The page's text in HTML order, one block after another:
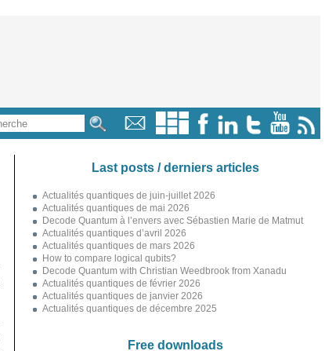
Last posts / derniers articles
Actualités quantiques de juin-juillet 2026
Actualités quantiques de mai 2026
Decode Quantum à l’envers avec Sébastien Marie de Matmut
Actualités quantiques d’avril 2026
Actualités quantiques de mars 2026
How to compare logical qubits?
Decode Quantum with Christian Weedbrook from Xanadu
Actualités quantiques de février 2026
Actualités quantiques de janvier 2026
Actualités quantiques de décembre 2025
Free downloads